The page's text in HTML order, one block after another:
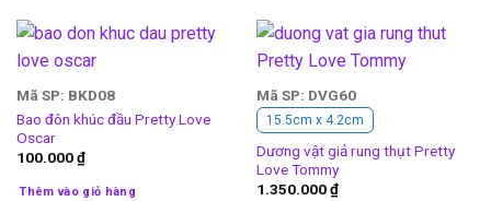
Mã SP: BKD08
Bao đôn khúc đầu Pretty Love
Oscar
100.000₫
Thêm vào giỏ hàng
Mã SP: DVG60
15.5cm x 4.2cm
Dương vật giả rung thụt Pretty
Love Tommy
1.350.000₫